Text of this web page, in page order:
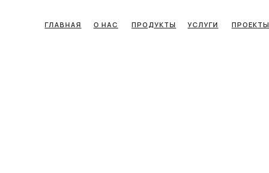
ГЛАВНАЯ О НАС ПРОДУКТЫ УСЛУГИ ПРОЕКТЫ